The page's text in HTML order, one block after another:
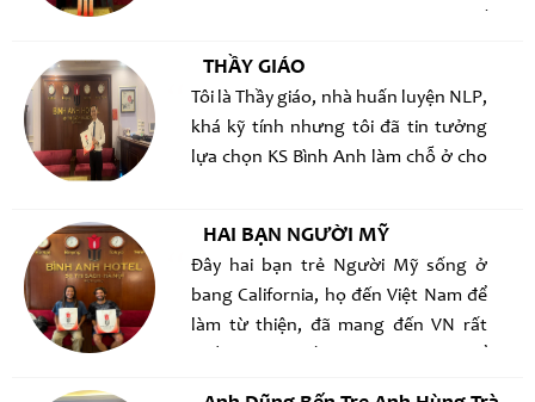
trung tâm, đi lại khá thuận tiện, và
đã quay lại ở lần thứ 2, chắc chắn sẽ
đến nhiều lần tiếp theo
THẦY GIÁO
Tôi là Thầy giáo, nhà huấn luyện NLP,
khá kỹ tính nhưng tôi đã tin tưởng
lựa chọn KS Bình Anh làm chỗ ở cho
Anh Hotel
HAI BẠN NGƯỜI MỸ
Đây hai bạn trẻ Người Mỹ sống ở
bang California, họ đến Việt Nam để
làm từ thiện, đã mang đến VN rất